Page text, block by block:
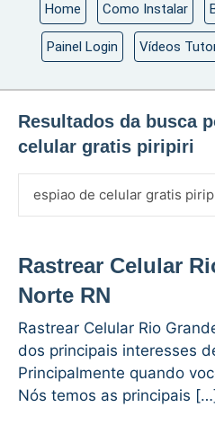
Home Como Instalar
Painel Login Vídeos
Resultados da busca
celular gratis piripiri
Rastrear Celular
Norte RN
Rastrear Celular Rio
dos principais interesses
Principalmente quando
Nós temos as principais […]